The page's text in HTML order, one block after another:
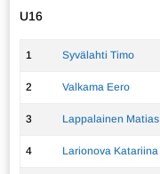
U16
1 Syvälahti Timo
2 Valkama Eero
3 Lappalainen Matias
4 Larionova Katariina